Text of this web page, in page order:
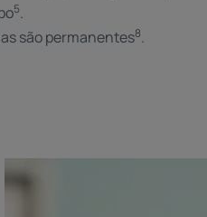
5.
são permanentes8.